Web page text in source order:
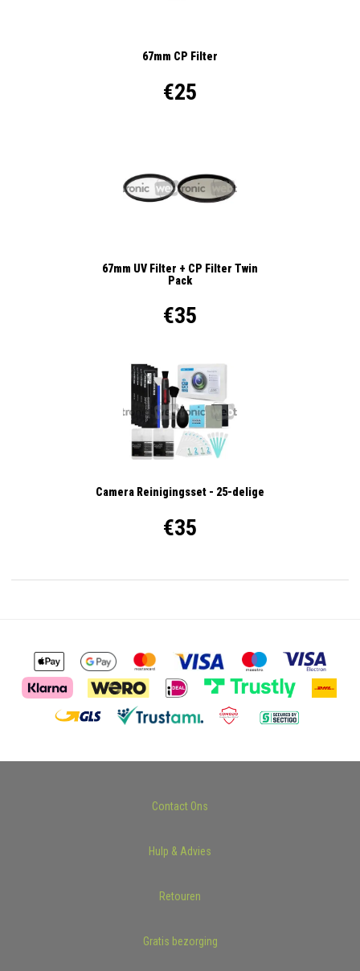
67mm CP Filter
€25
67mm UV Filter + CP Filter Twin
Pack
€35
Camera Reinigingsset - 25-delige
€35
Contact Ons
Hulp & Advies
Retouren
Gratis bezorging